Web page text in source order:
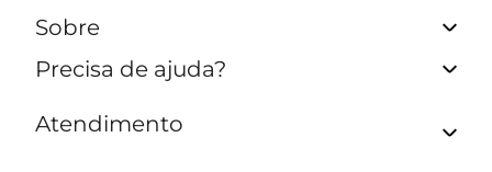
Acessos Lojistas
Acessos Revendedores
Sobre
Quem Somos
Nossas Lojas
Precisa de ajuda?
Meus Pedidos
Atendimento